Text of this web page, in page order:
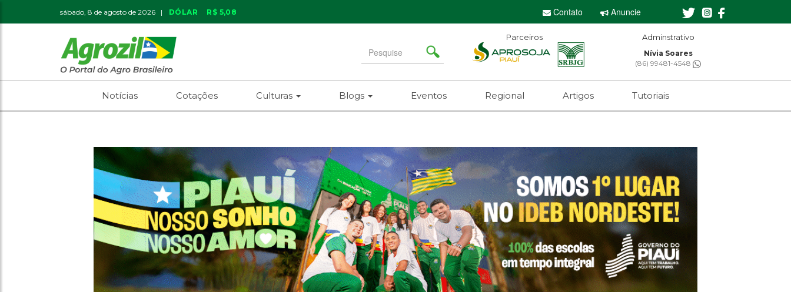
sábado, 8 de agosto de 2026 | DÓLAR R$ 5,08 Contato Anuncie
Search
for
Parceiros Editor-chefe
Sebastian Eugênio
(61) 99650-2473
Adminstrativo
Nívia Soares
(86) 99481-4548
Notícias Cotações Culturas Blogs Eventos Regional Artigos Tutoriais